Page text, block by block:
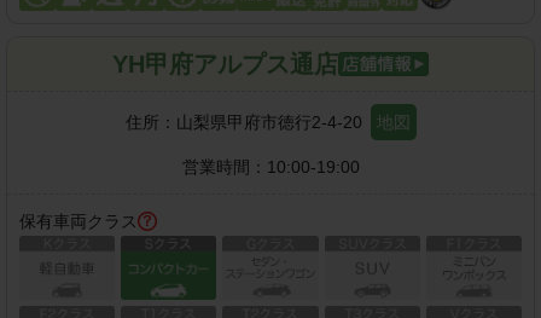
YH甲府アルプス通店
住所： 山梨県甲府市徳行2-4-20 地図
営業時間： 10:00-19:00
保有車両クラス